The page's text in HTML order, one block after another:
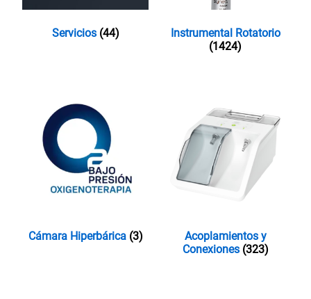
Servicios (44)
Instrumental Rotatorio
(1424)
Cámara Hiperbárica (3)
Acoplamientos y
Conexiones (323)